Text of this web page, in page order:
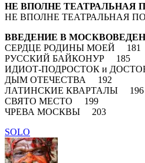
НЕ ВПОЛНЕ ТЕАТРАЛЬНАЯ
НЕ ВПОЛНЕ ТЕАТРАЛЬНАЯ
ВВЕДЕНИЕ В
СЕРДЦЕ РОДИНЫ МОЕЙ 181
РУССКИЙ БАЙКОНУР 185
ИДИОТ-ПОДРОСТОК и
ДЫМ ОТЕЧЕСТВА 192
ЛАТИНСКИЕ КВАРТАЛЫ 196
СВЯТО МЕСТО 199
ЧРЕВА МОСКВЫ 203
SOLO